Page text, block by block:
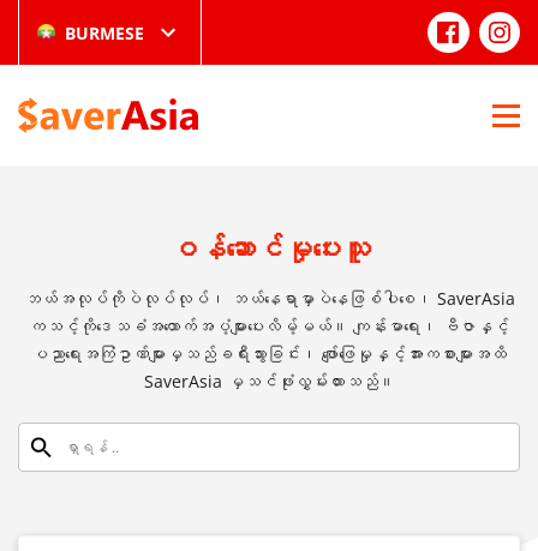
BURMESE
ဝန်ဆောင်မှုပေးသူ
ဘယ်အလုပ်ကိုပဲလုပ်လုပ်၊ ဘယ်နေရာမှာပဲနေဖြစ်ပါစေ၊ SaverAsia
ကသင့်ကိုဒေသခံအထောက်အပံ့များပေးလိမ့်မယ်။ ကျန်းမာရေး၊ ဗီဇာနှင့်
ပညာရေးအကြံဥာဏ်များမှသည်ခရီးသွားခြင်း၊ ဖျော်ဖြေမှုနှင့်အားကစားများအထိ
SaverAsia မှသင်ဖုံးလွှမ်းထားသည်။